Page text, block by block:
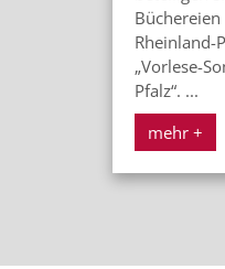
Rheinland-
„Vorlese-
Pfalz“. ...
mehr +